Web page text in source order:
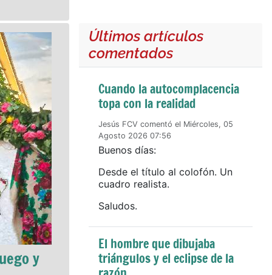
y
Últimos artículos
comentados
Cuando la autocomplacencia
topa con la realidad
Jesús FCV comentó el Miércoles, 05
Agosto 2026 07:56
Buenos días:
Desde el título al colofón. Un
cuadro realista.
Saludos.
El hombre que dibujaba
triángulos y el eclipse de la